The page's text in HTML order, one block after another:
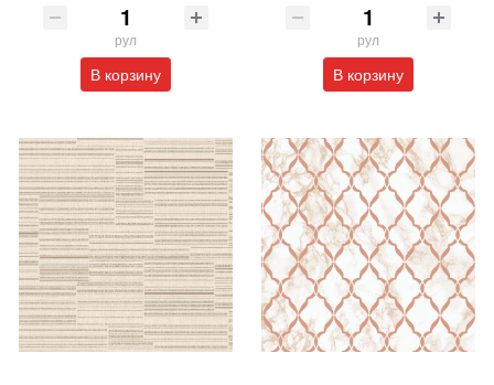
рул
В корзину
рул
В корзину